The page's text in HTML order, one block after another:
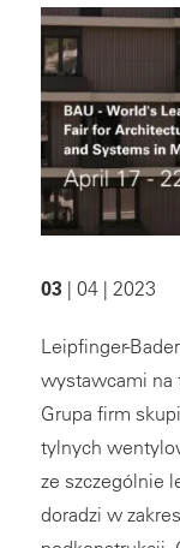
03 | 04 | 2023
Leipfinger-
wystawcami na
Grupa firm
tylnych
ze szczególnie
doradzi w